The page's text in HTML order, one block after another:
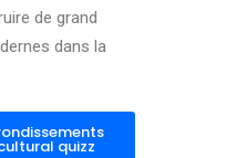
de grand
dans la
quizz